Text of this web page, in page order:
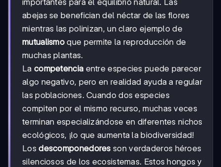
abejas se benefician del néctar de las flores
mientras las polinizan, un claro ejemplo de
mutualismo que permite la reproducción de
muchas plantas.
La competencia entre especies puede parecer
algo negativo, pero en realidad ayuda a regular
las poblaciones. Cuando dos especies
compiten por el mismo recurso, muchas veces
terminan especializándose en diferentes nichos
ecológicos, ¡lo que aumenta la biodiversidad!
Losdescomponedores son verdaderos héroes
silenciosos de los ecosistemas. Estos hongos y